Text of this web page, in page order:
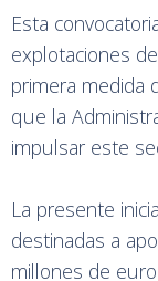
Esta
explotaciones
primera medida
que la
impulsar este
La presente
destinadas a
millones de